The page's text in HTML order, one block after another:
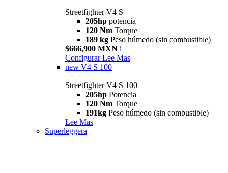
Streetfighter V4 S
205hp potencia
120 Nm Torque
189 kg Peso húmedo (sin combustible)
$666,900 MXN i
Configurar Lee Mas
new V4 S 100
Streetfighter V4 S 100
205hp Potencia
120 Nm Torque
191kg Peso húmedo (sin combustible)
Lee Mas
Superleggera